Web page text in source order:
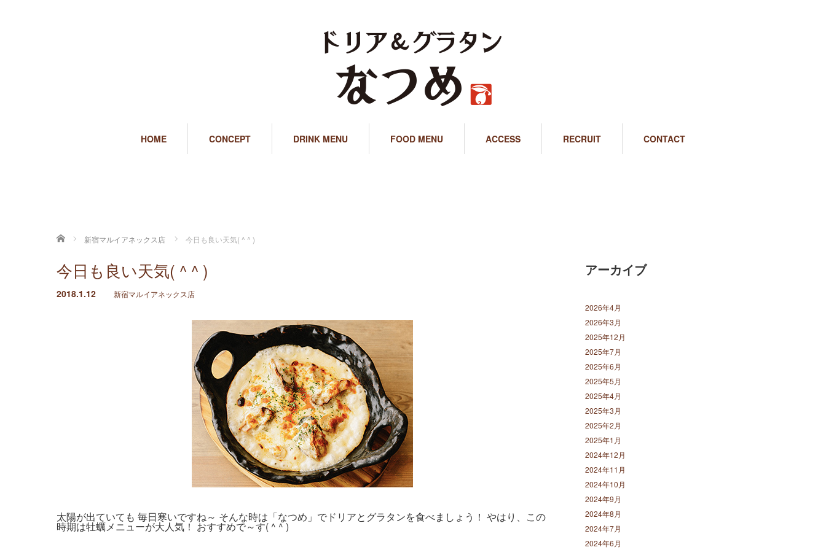
HOME CONCEPT DRINK MENU FOOD MENU ACCESS RECRUIT CONTACT
ホーム 新宿マルイアネックス店 今日も良い天気( ^ ^ )
今日も良い天気( ^ ^ )
2018.1.12 新宿マルイアネックス店
太陽が出ていても 毎日寒いですね～ そんな時は「なつめ」でドリアとグラタンを食べましょう！ やはり、この
時期は牡蠣メニューが大人気！ おすすめで～す( ^ ^ )
アーカイブ
2026年4月
2026年3月
2025年12月
2025年7月
2025年6月
2025年5月
2025年4月
2025年3月
2025年2月
2025年1月
2024年12月
2024年11月
2024年10月
2024年9月
2024年8月
2024年7月
2024年6月